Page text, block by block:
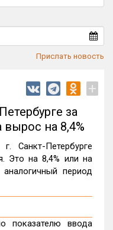
Прислать новость
+
за
на 8,4%
Санкт-Петербурге
Это на 8,4% или на
период
показателю ввода